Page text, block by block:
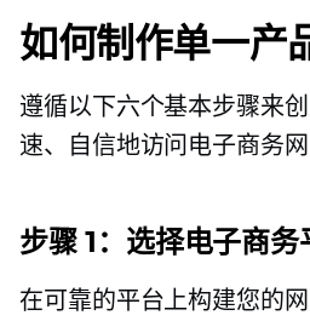
如何制作单一产
遵循以下六个基本步骤来
速、自信地访问电子商务网
步骤 1：选择电子商务
在可靠的平台上构建您的